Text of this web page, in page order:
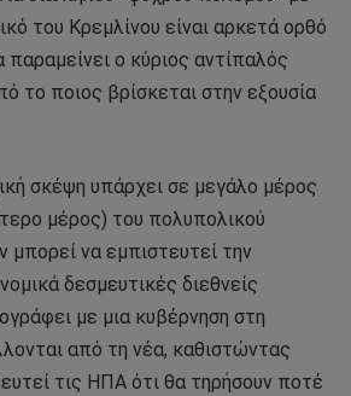
του Κρεμλίνου είναι αρκετά ορθό
παραμείνει ο κύριος αντίπαλός
το ποιος βρίσκεται στην εξουσία
σκέψη υπάρχει σε μεγάλο μέρος
μέρος) του πολυπολικού
μπορεί να εμπιστευτεί την
δεσμευτικές διεθνείς
με μια κυβέρνηση στη
από τη νέα, καθιστώντας
τις ΗΠΑ ότι θα τηρήσουν ποτέ